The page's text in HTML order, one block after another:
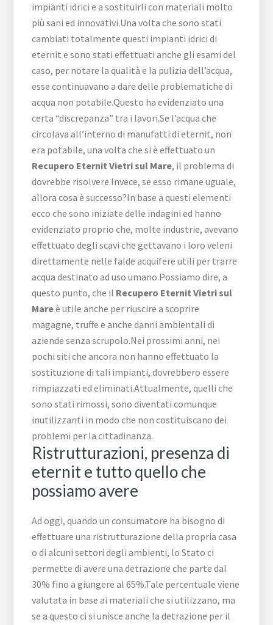
impianti idrici e a sostituirli con materiali molto
più sani ed innovativi.Una volta che sono stati
cambiati totalmente questi impianti idrici di
eternit e sono stati effettuati anche gli esami del
caso, per notare la qualità e la pulizia dell’acqua,
esse continuavano a dare delle problematiche di
acqua non potabile.Questo ha evidenziato una
certa “discrepanza” tra i lavori.Se l’acqua che
circolava all’interno di manufatti di eternit, non
era potabile, una volta che si è effettuato un
Recupero Eternit Vietri sul Mare, il problema di
dovrebbe risolvere.Invece, se esso rimane uguale,
allora cosa è successo?In base a questi elementi
ecco che sono iniziate delle indagini ed hanno
evidenziato proprio che, molte industrie, avevano
effettuato degli scavi che gettavano i loro veleni
direttamente nelle falde acquifere utili per trarre
acqua destinato ad uso umano.Possiamo dire, a
questo punto, che il Recupero Eternit Vietri sul
Mareè utile anche per riuscire a scoprire
magagne, truffe e anche danni ambientali di
aziende senza scrupolo.Nei prossimi anni, nei
pochi siti che ancora non hanno effettuato la
sostituzione di tali impianti, dovrebbero essere
rimpiazzati ed eliminati.Attualmente, quelli che
sono stati rimossi, sono diventati comunque
inutilizzanti in modo che non costituiscano dei
problemi per la cittadinanza.
Ristrutturazioni, presenza di
eternit e tutto quello che
possiamo avere
Ad oggi, quando un consumatore ha bisogno di
effettuare una ristrutturazione della propria casa
o di alcuni settori degli ambienti, lo Stato ci
permette di avere una detrazione che parte dal
30% fino a giungere al 65%.Tale percentuale viene
valutata in base ai materiali che si utilizzano, ma
se a questo ci si unisce anche la detrazione per il